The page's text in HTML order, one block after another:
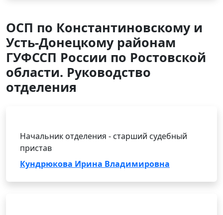
ОСП по Константиновскому и
Усть-Донецкому районам
ГУФССП России по Ростовской
области. Руководство
отделения
Начальник отделения - старший судебный
пристав
Кундрюкова Ирина Владимировна